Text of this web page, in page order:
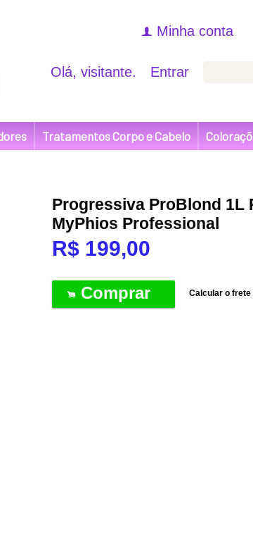
f Minha conta
Olá, visitante. Entrar
Tratamentos Corpo e Cabelo
Progressiva ProBlond 1L
MyPhios Professional
R$ 199,00
. Comprar Calcular o frete